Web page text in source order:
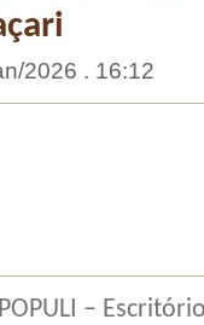
2026 . 16:12
–